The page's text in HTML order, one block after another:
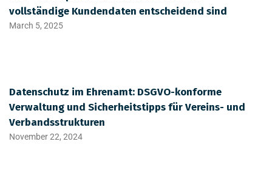
vollständige Kundendaten entscheidend sind
March 5, 2025
Datenschutz im Ehrenamt: DSGVO-konforme
Verwaltung und Sicherheitstipps für Vereins- und
Verbandsstrukturen
November 22, 2024